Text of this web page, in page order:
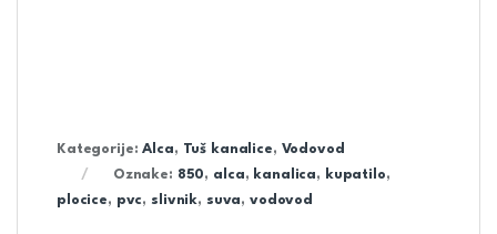
Kategorije:Alca, Tuš kanalice, Vodovod
Oznake: 850, alca, kanalica, kupatilo,
plocice, pvc, slivnik, suva,vodovod